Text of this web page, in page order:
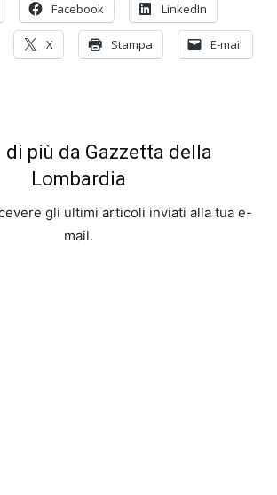
Facebook LinkedIn
X Stampa E-mail
di più da Gazzetta della
Lombardia
gli ultimi articoli inviati alla tua e-
mail.